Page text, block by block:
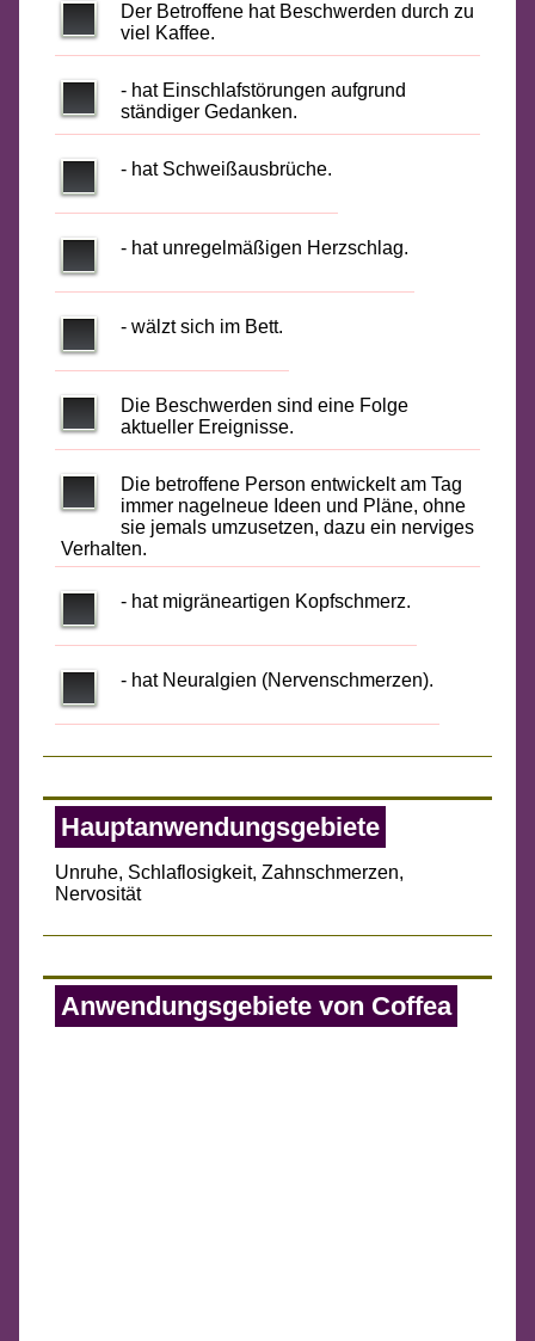
Der Betroffene hat Beschwerden durch zu
viel Kaffee.
- hat Einschlafstörungen aufgrund
ständiger Gedanken.
- hat Schweißausbrüche.
- hat unregelmäßigen Herzschlag.
- wälzt sich im Bett.
Die Beschwerden sind eine Folge
aktueller Ereignisse.
Die betroffene Person entwickelt am Tag
immer nagelneue Ideen und Pläne, ohne
sie jemals umzusetzen, dazu ein nerviges
Verhalten.
- hat migräneartigen Kopfschmerz.
- hat Neuralgien (Nervenschmerzen).
Hauptanwendungsgebiete
Unruhe, Schlaflosigkeit, Zahnschmerzen,
Nervosität
Anwendungsgebiete von Coffea